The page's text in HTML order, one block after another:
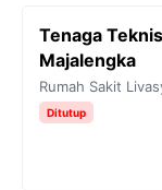
Tenaga
Majalengka
Rumah Sakit
Ditutup